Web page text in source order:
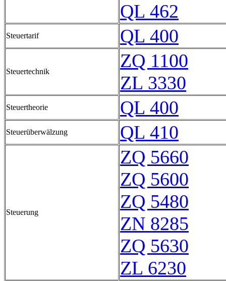
QL 462
Steuertarif QL 400
Steuertechnik
ZQ 1100
ZL 3330
Steuertheorie QL 400
Steuerüberwälzung QL 410
Steuerung
ZQ 5660
ZQ 5600
ZQ 5480
ZN 8285
ZQ 5630
ZL 6230